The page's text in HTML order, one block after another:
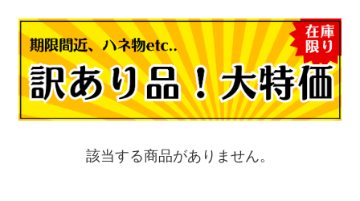
該当する商品がありません。